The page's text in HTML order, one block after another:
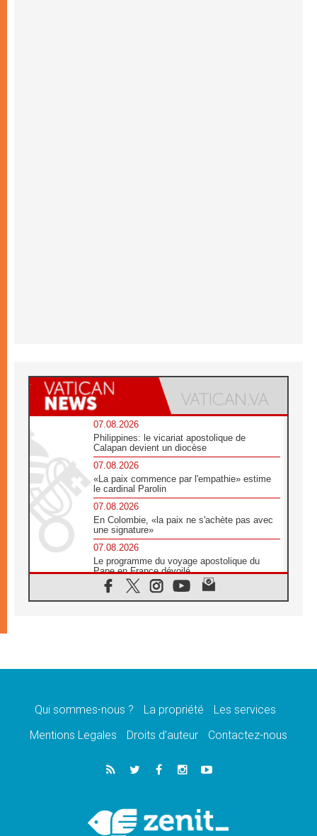
07.08.2026
Philippines: le vicariat apostolique de
Calapan devient un diocèse
07.08.2026
«La paix commence par l'empathie» estime
le cardinal Parolin
07.08.2026
En Colombie, «la paix ne s'achète pas avec
une signature»
07.08.2026
Le programme du voyage apostolique du
Pape en France dévoilé
07.08.2026
1ère Conférence continentale sur l'éducation
07.08.2026
07.08.2026
lancement des «dix jours de prière pour la
06.08.2026
Préparatifs des JMJ 2027 à Séoul: «c'est
Chrétiens et confucéens: respect et sagesse
pour relever les «défis urgents»
Qui sommes-nous ? La propriété
Les services
Mentions Legales
Droits d’auteur Contactez-nous